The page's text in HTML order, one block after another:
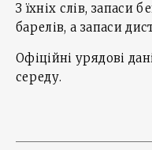
З їхніх слів, запаси
барелів, а запаси
Офіційні урядові
середу.